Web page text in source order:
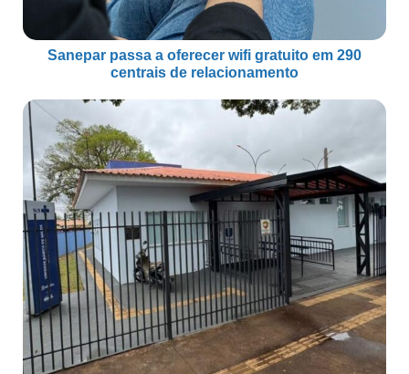
Sanepar passa a oferecer wifi gratuito em 290
centrais de relacionamento